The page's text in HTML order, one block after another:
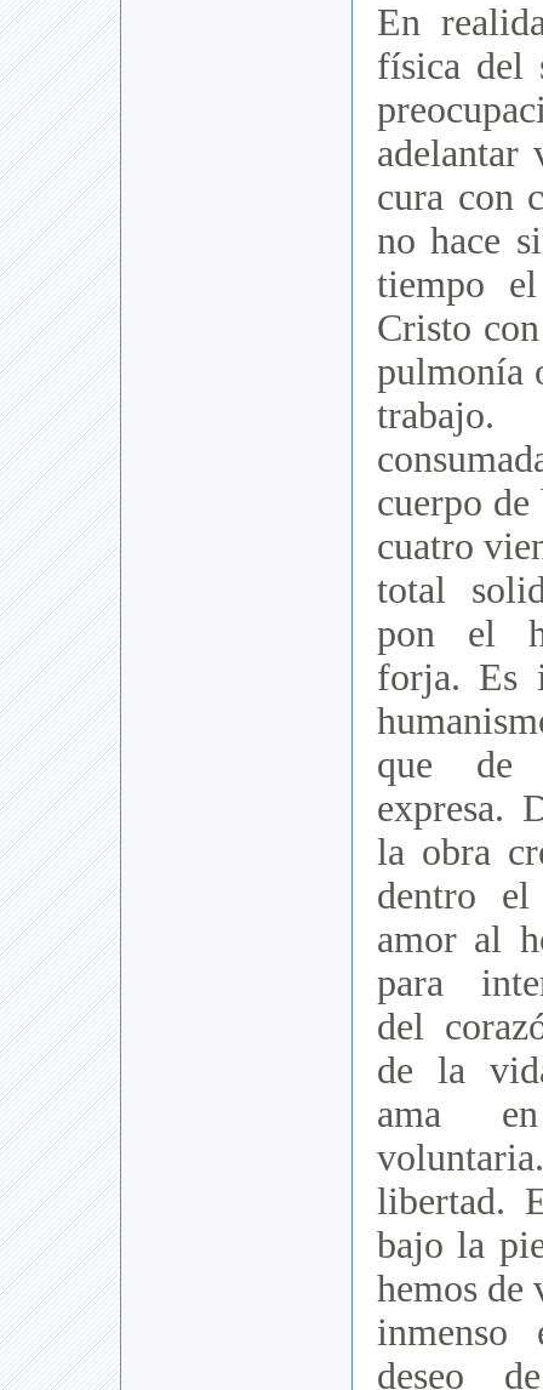
En
física del
adelantar
cura con
no hace
tiempo
Cristo
pulmonía
trabajo.
cuerpo
cuatro
total
pon el
forja. Es
que de
expresa.
la obra
dentro
amor al
para
del
de la
ama
libertad.
bajo la
hemos de
inmenso
deseo